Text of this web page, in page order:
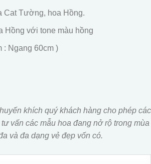
349.000.
Cat Tường, hoa Hồng.
Hồng với tone màu hồng
: Ngang 60cm )
khích quý khách hàng cho phép các
vấn các mẫu hoa đang nở rộ trong mùa
và đa dạng vẻ đẹp vốn có.